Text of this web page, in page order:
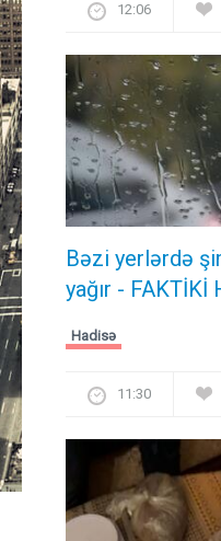
12:06
Bəzi yerlərdə
yağır - FAKTİKİ
Hadisə
11:30